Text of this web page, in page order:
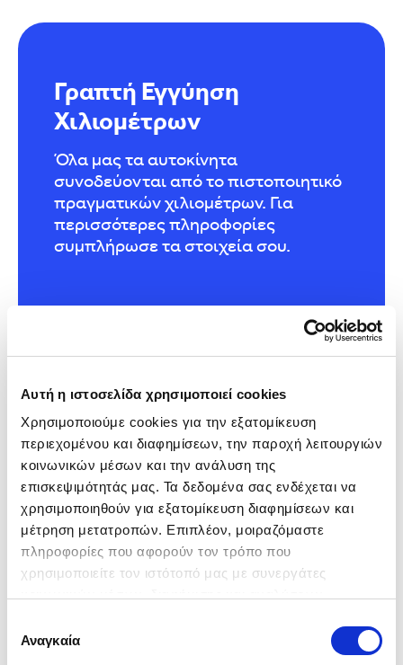
Αυτή η ιστοσελίδα χρησιμοποιεί cookies
Χρησιμοποιούμε cookies για την εξατομίκευση
περιεχομένου και διαφημίσεων, την παροχή λειτουργιών
κοινωνικών μέσων και την ανάλυση της
επισκεψιμότητάς μας. Τα δεδομένα σας ενδέχεται να
χρησιμοποιηθούν για εξατομίκευση διαφημίσεων και
μέτρηση μετατροπών. Επιπλέον, μοιραζόμαστε
πληροφορίες που αφορούν τον τρόπο που
χρησιμοποιείτε τον ιστότοπό μας με συνεργάτες
Δεδομένων Google
), οι οποίοι ενδεχομένως να τις
συνδυάσουν με άλλες πληροφορίες που τους έχετε
συγκατάθεσης
Αναγκαία
Γραπτή Εγγύηση
Χιλιομέτρων
Όλα μας τα αυτοκίνητα
συνοδεύονται από το πιστοποιητικό
πραγματικών χιλιομέτρων. Για
περισσότερες πληροφορίες
συμπλήρωσε τα στοιχεία σου.
Μάθε περισσότερα
-1.040€ Πουλήθηκε